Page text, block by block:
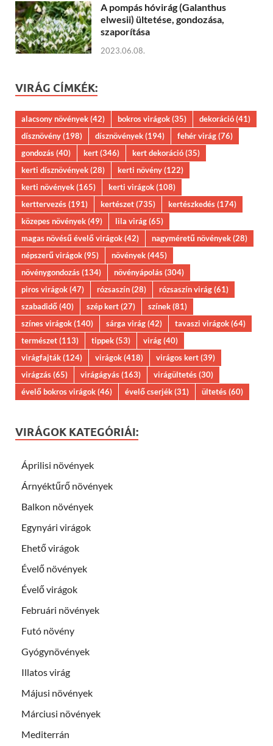
A pompás hóvirág (Galanthus
elwesii) ültetése, gondozása,
szaporítása
2023.06.08.
VIRÁG CÍMKÉK:
alacsony növények(42) bokros virágok(35) dekoráció(41)
dísznövény(198) dísznövények(194) fehér virág(76)
gondozás(40) kert(346) kert dekoráció(35)
kerti dísznövények(28) kerti növény(122)
kerti növények(165) kerti virágok(108)
kerttervezés(191) kertészet(735) kertészkedés(174)
közepes növények(49) lila virág(65)
magas növésű évelő virágok(42) nagyméretű növények(28)
népszerű virágok(95) növények(445)
növénygondozás(134) növényápolás(304)
piros virágok(47) rózsaszín(28) rózsaszín virág(61)
szabadidő(40) szép kert(27) színek(81)
színes virágok(140) sárga virág(42) tavaszi virágok(64)
természet(113) tippek(53) virág(40)
virágfajták(124) virágok(418) virágos kert(39)
virágzás(65) virágágyás(163) virágültetés(30)
évelő bokros virágok(46) évelő cserjék(31) ültetés(60)
VIRÁGOK KATEGÓRIÁI:
Áprilisi növények
Árnyéktűrő növények
Balkon növények
Egynyári virágok
Ehető virágok
Évelő növények
Évelő virágok
Februári növények
Futó növény
Gyógynövények
Illatos virág
Májusi növények
Márciusi növények
Mediterrán